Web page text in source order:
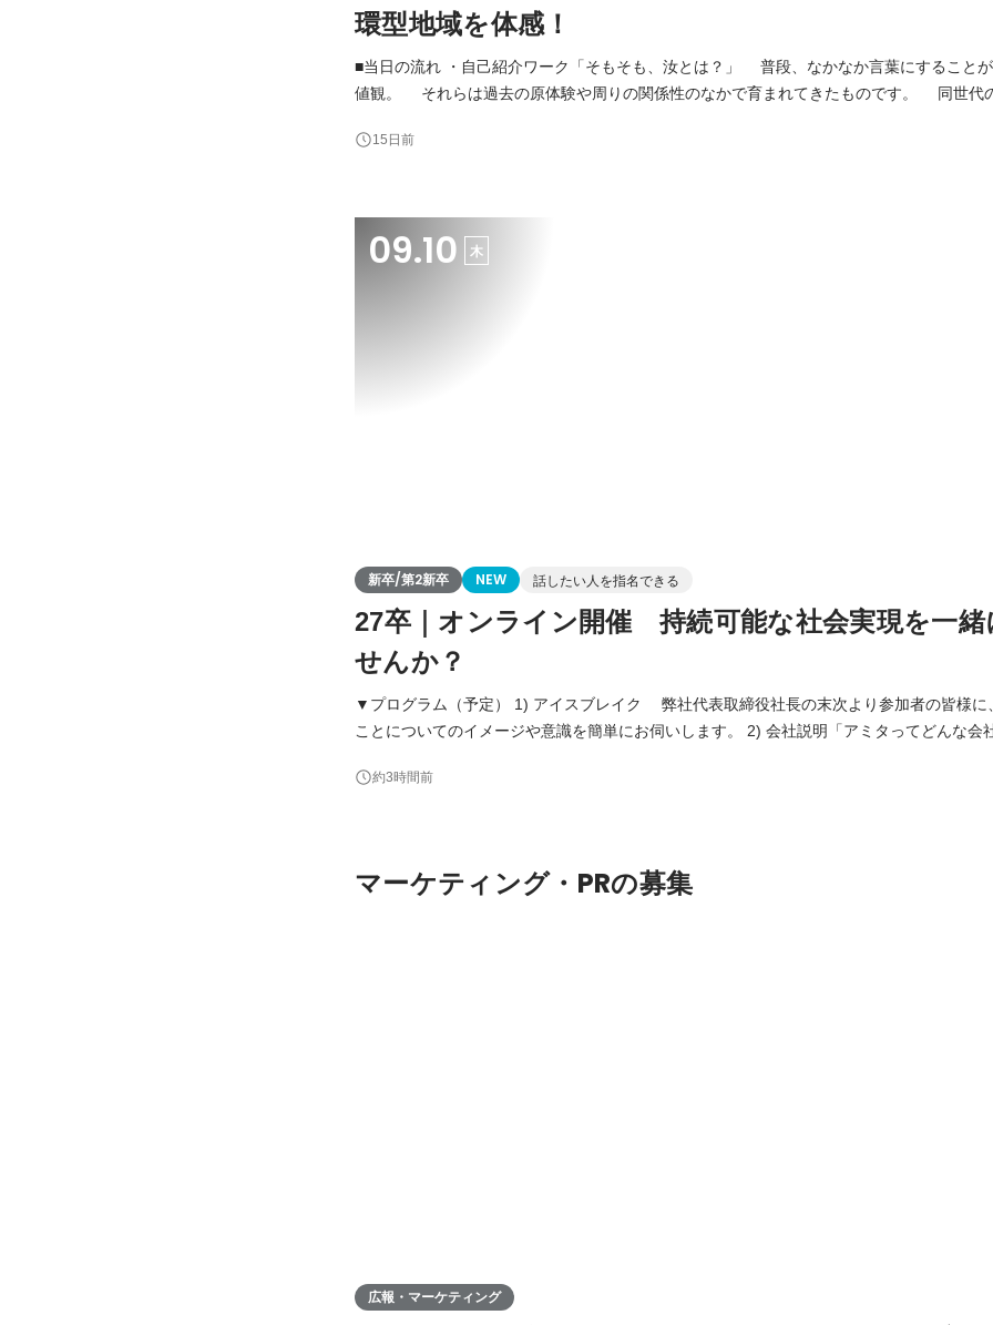
環型地域を体感！
■当日の流れ ・自己紹介ワーク「そもそも、汝とは？」 普段、なかなか言葉にすること
値観。 それらは過去の原体験や周りの関係性のなかで育まれてきたものです。 同世代の
ミタでは、ミッションにも書いてある「関係性」を、事業においても働き方においても非
15日前
09.10 木
新卒/第2新卒 NEW 話したい人を指名できる
27卒｜オンライン開催 持続可能な社会実現を一緒
せんか？
▼プログラム（予定） 1) アイスブレイク 弊社代表取締役社長の末次より参加者の皆様
ことについてのイメージや意識を簡単にお伺いします。 2) 会社説明「アミタってどんな会社？」（質疑含む）
約3時間前
マーケティング・PRの募集
広報・マーケティング